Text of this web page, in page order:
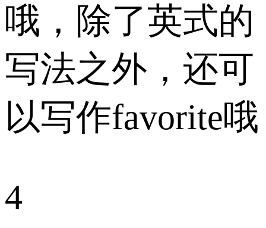
哦，除了英式的
写法之外，还可
以写作favorite哦
4